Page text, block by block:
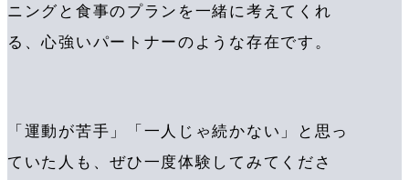
ニングと食事のプランを一緒に考えてくれ
る、心強いパートナーのような存在です。
「運動が苦手」「一人じゃ続かない」と思っ
ていた人も、ぜひ一度体験してみてくださ